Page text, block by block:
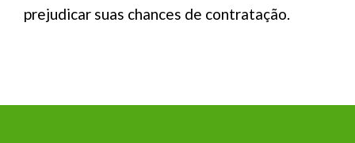
prejudicar suas chances de contratação.